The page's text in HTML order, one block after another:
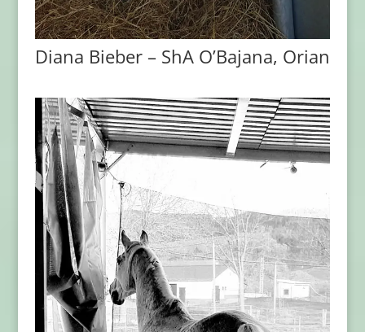
Diana Bieber – ShA O’Bajana, Orian